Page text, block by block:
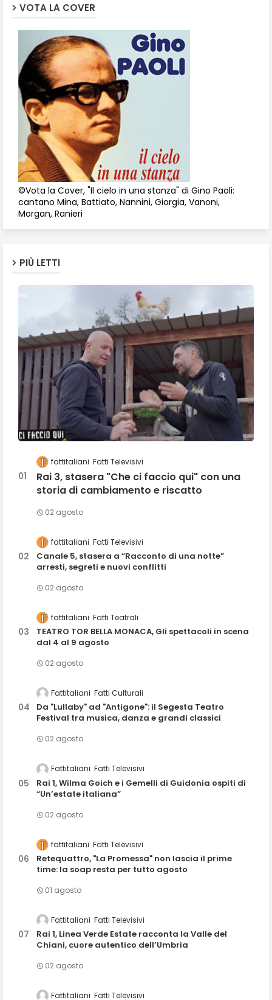
VOTA LA COVER
©Vota la Cover, "Il cielo in una stanza" di Gino Paoli:
cantano Mina, Battiato, Nannini, Giorgia, Vanoni,
Morgan, Ranieri
PIÙ LETTI
fattitaliani Fatti Televisivi
Rai 3, stasera "Che ci faccio qui" con una
storia di cambiamento e riscatto
02 agosto
fattitaliani Fatti Televisivi
Canale 5, stasera a “Racconto di una notte”
arresti, segreti e nuovi conflitti
02 agosto
fattitaliani Fatti Teatrali
TEATRO TOR BELLA MONACA, Gli spettacoli in scena
dal 4 al 9 agosto
02 agosto
Fattitaliani Fatti Culturali
Da "Lullaby" ad "Antigone": il Segesta Teatro
Festival tra musica, danza e grandi classici
02 agosto
Fattitaliani Fatti Televisivi
Rai 1, Wilma Goich e i Gemelli di Guidonia ospiti di
“Un’estate italiana”
02 agosto
fattitaliani Fatti Televisivi
Retequattro, "La Promessa" non lascia il prime
time: la soap resta per tutto agosto
01 agosto
Fattitaliani Fatti Televisivi
Rai 1, Linea Verde Estate racconta la Valle del
Chiani, cuore autentico dell’Umbria
02 agosto
Fattitaliani Fatti Televisivi